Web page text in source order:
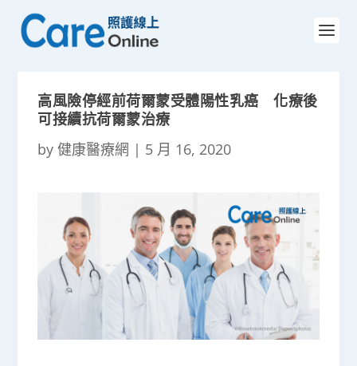
高風險停經前荷爾蒙受體陽性乳癌 化療後
可接續抗荷爾蒙治療
by健康醫療網 | 5 月 16, 2020